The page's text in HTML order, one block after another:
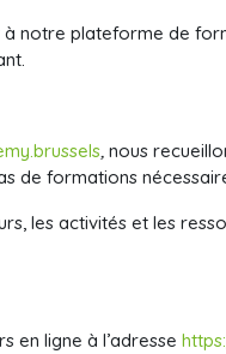
notre plateforme de
, nous
formations
les activités et les
en ligne à l’adresse